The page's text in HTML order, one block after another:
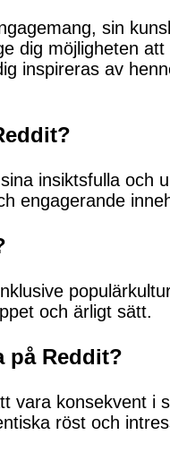
sin
dig möjligheten
inspireras av
insiktsfulla och
engagerande
och ärligt sätt.
på Reddit?
vara konsekvent i
röst och